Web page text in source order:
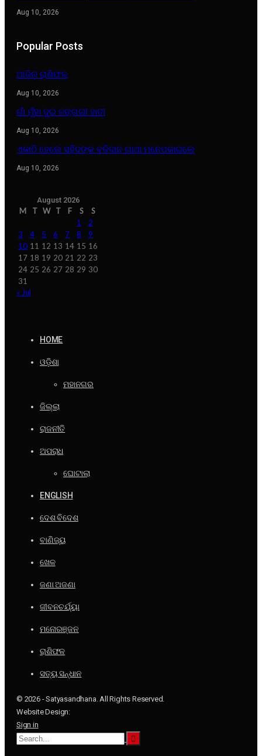
Aug 10, 2026
Popular Posts
ଆଜିର ରାଶିଫଳ
Aug 10, 2026
ଗାଁ ମୁଁହା ଦୁଇ ଜଙ୍ଗଲୀ ହାତୀ
Aug 10, 2026
ଏକାଠି ହେଲେ ସହିଦଙ୍କ ବଳିଦାନ ଗାଥା ମନେପକାଇଲେ
Aug 10, 2026
August 2026
M T W T F S
S
1
2
3
4 5 6 7 8
9
10 11 12 13 14 15 16
17 18 19 20 21 22 23
24 25 26 27 28 29 30
31
« Jul
HOME
ଓଡ଼ିଶା
ମହାନଗର
ଜିଲ୍ଲା
ରାଜନୀତି
ଅପରାଧ
ଘୋଟାଲା
ENGLISH
ଦେଶ ବିଦେଶ
ବାଣିଜ୍ୟ
ଖେଳ
ଜଣା ଅଜଣା
ଜୀବନଚର୍ଯ୍ୟା
ମନୋରଞ୍ଜନ
ରାଶିଫଳ
ସତ୍ୟ ସନ୍ଧାନ
© 2026 - Satyasandhana. All Rights Reserved.
Website Design:
Sign in